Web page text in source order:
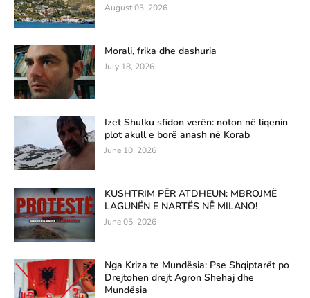
August 03, 2026
Morali, frika dhe dashuria
July 18, 2026
Izet Shulku sfidon verën: noton në liqenin
plot akull e borë anash në Korab
June 10, 2026
KUSHTRIM PËR ATDHEUN: MBROJMË
LAGUNËN E NARTËS NË MILANO!
June 05, 2026
Nga Kriza te Mundësia: Pse Shqiptarët po
Drejtohen drejt Agron Shehaj dhe
Mundësia